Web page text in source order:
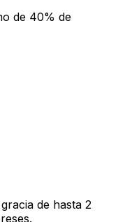
de 40% de
de hasta 2